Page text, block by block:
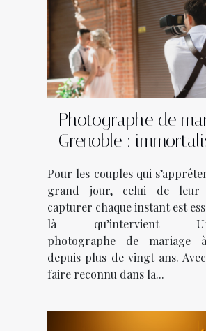
Photographe de
Grenoble :
Utopikphoto !
Pour les couples qui
grand jour, celui de leur
capturer chaque instant est
là qu’intervient
photographe de mariage
depuis plus de vingt ans.
faire reconnu dans la...